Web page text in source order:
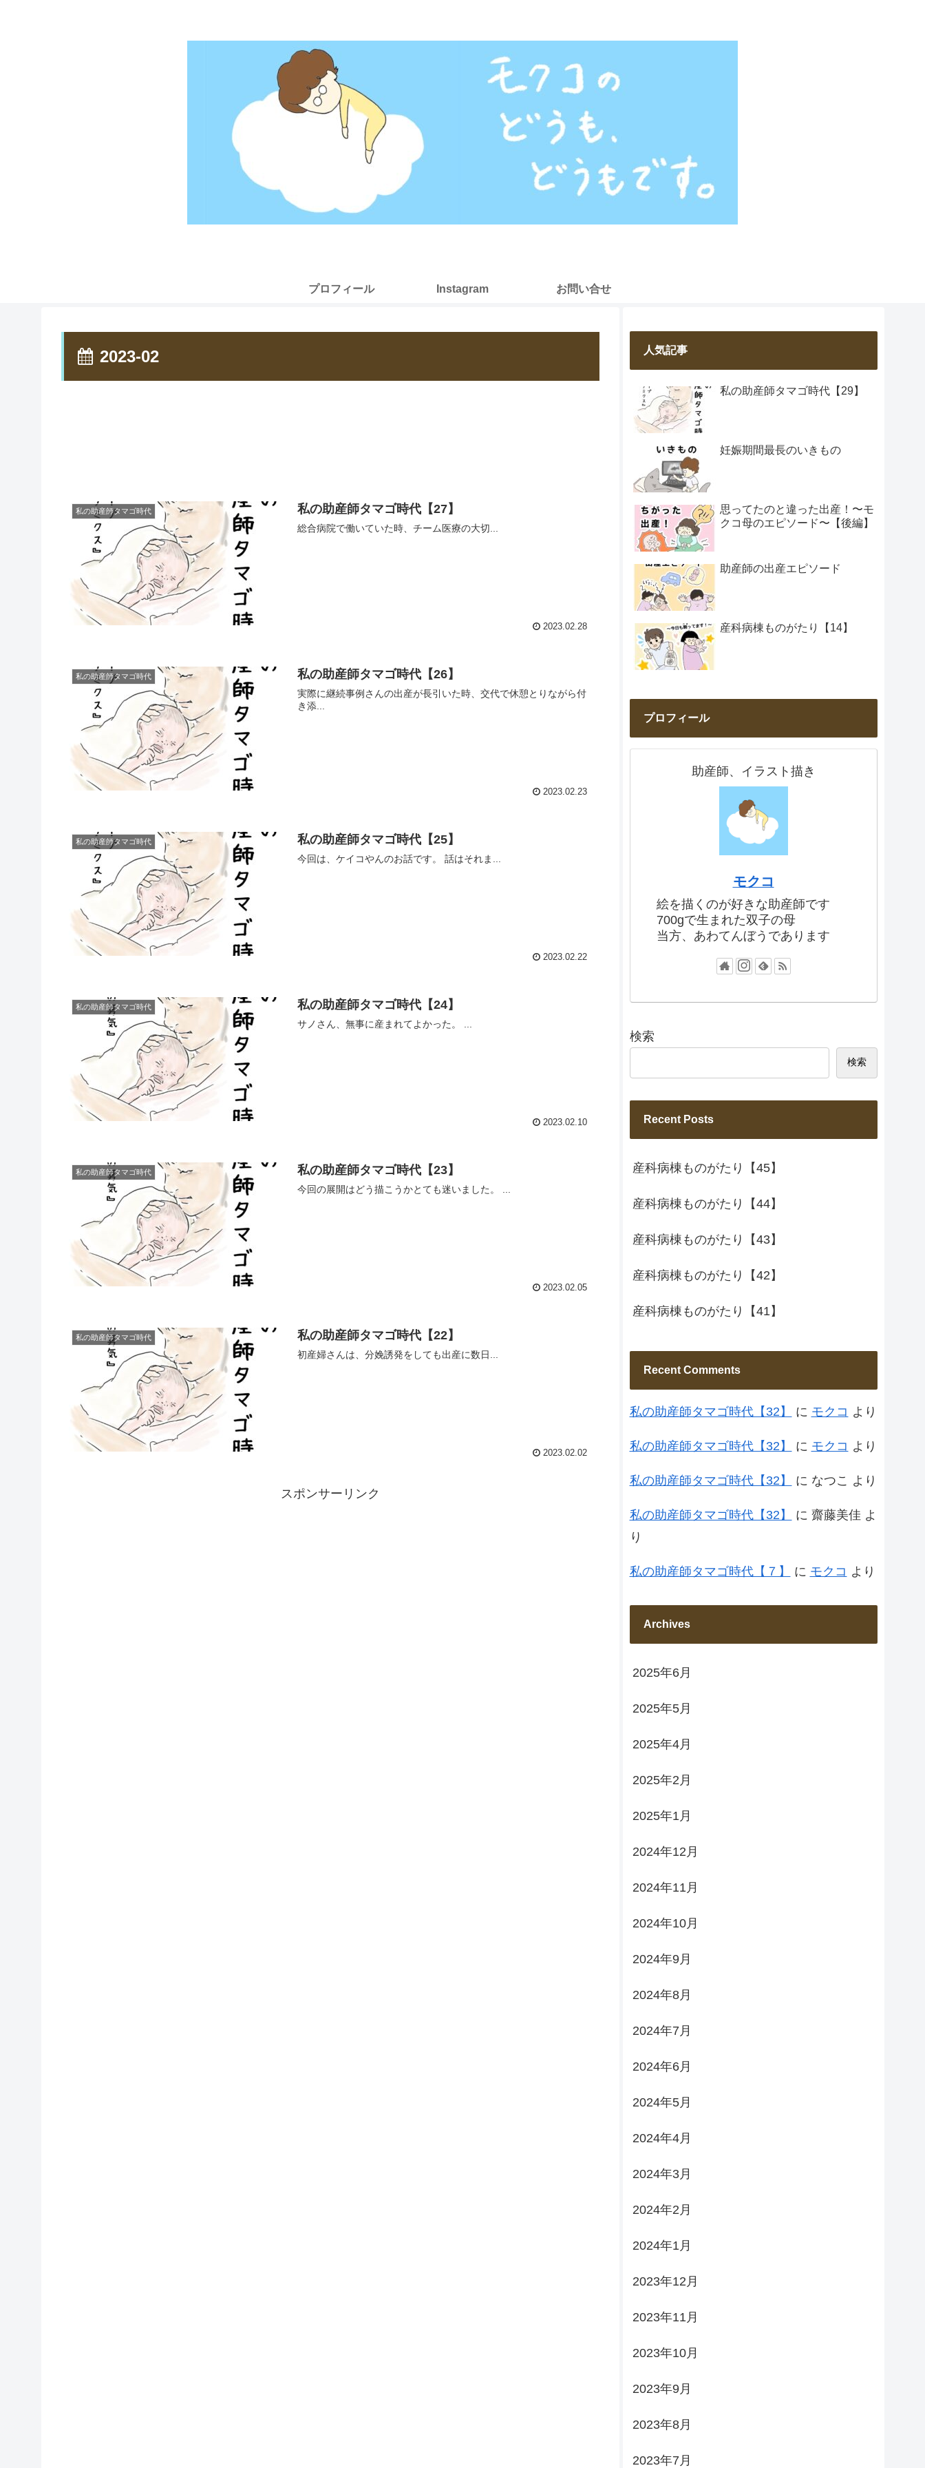
プロフィール Instagram お問い合せ
2023-02
私の助産師タマゴ時代 私の助産師タマゴ時代【27】
総合病院で働いていた時、チーム医療の大切...
2023.02.28
私の助産師タマゴ時代 私の助産師タマゴ時代【26】
実際に継続事例さんの出産が長引いた時、交代で休憩とりながら付
き添...
2023.02.23
私の助産師タマゴ時代 私の助産師タマゴ時代【25】
今回は、ケイコやんのお話です。 話はそれま...
2023.02.22
私の助産師タマゴ時代 私の助産師タマゴ時代【24】
サノさん、無事に産まれてよかった。 ...
2023.02.10
私の助産師タマゴ時代 私の助産師タマゴ時代【23】
今回の展開はどう描こうかとても迷いました。 ...
2023.02.05
私の助産師タマゴ時代 私の助産師タマゴ時代【22】
初産婦さんは、分娩誘発をしても出産に数日...
2023.02.02
スポンサーリンク
人気記事
私の助産師タマゴ時代【29】
妊娠期間最長のいきもの
思ってたのと違った出産！〜モ
クコ母のエピソード〜【後編】
助産師の出産エピソード
産科病棟ものがたり【14】
プロフィール
助産師、イラスト描き
モクコ
絵を描くのが好きな助産師です
700gで生まれた双子の母
当方、あわてんぼうであります
検索
検索
Recent Posts
産科病棟ものがたり【45】
産科病棟ものがたり【44】
産科病棟ものがたり【43】
産科病棟ものがたり【42】
産科病棟ものがたり【41】
Recent Comments
私の助産師タマゴ時代【32】 に モクコ より
私の助産師タマゴ時代【32】 に モクコ より
私の助産師タマゴ時代【32】 に なつこ より
私の助産師タマゴ時代【32】 に 齋藤美佳 よ
り
私の助産師タマゴ時代【７】 に モクコ より
Archives
2025年6月
2025年5月
2025年4月
2025年2月
2025年1月
2024年12月
2024年11月
2024年10月
2024年9月
2024年8月
2024年7月
2024年6月
2024年5月
2024年4月
2024年3月
2024年2月
2024年1月
2023年12月
2023年11月
2023年10月
2023年9月
2023年8月
2023年7月